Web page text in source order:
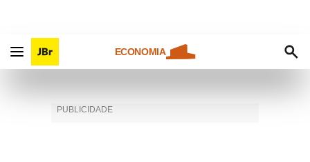
ECONOMIA